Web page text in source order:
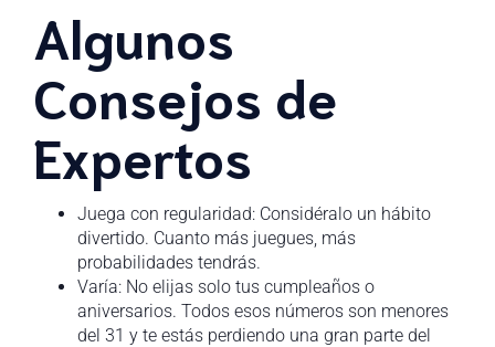
Algunos
Consejos de
Expertos
Juega con regularidad: Considéralo un hábito
divertido. Cuanto más juegues, más
probabilidades tendrás.
Varía: No elijas solo tus cumpleaños o
aniversarios. Todos esos números son menores
del 31 y te estás perdiendo una gran parte del